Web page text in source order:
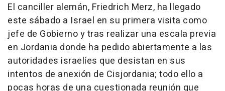
El canciller alemán, Friedrich Merz, ha llegado
este sábado a Israel en su primera visita como
jefe de Gobierno y tras realizar una escala previa
en Jordania donde ha pedido abiertamente a las
autoridades israelíes que desistan en sus
intentos de anexión de Cisjordania; todo ello a
pocas horas de una cuestionada reunión que